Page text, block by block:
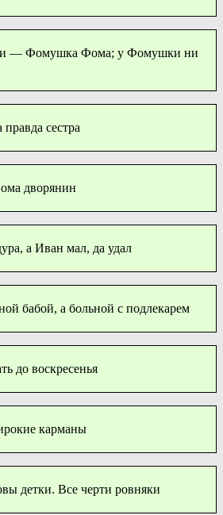
— Фомушка Фома; у Фомушки ни
сестра
дворянин
а Иван мал, да удал
бабой, а больной с подлекарем
до воскресенья
карманы
детки. Все черти ровняки